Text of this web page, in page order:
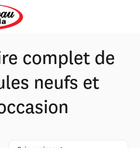
complet de
neufs et